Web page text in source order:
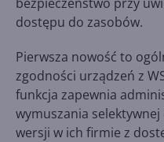
dostępu do zasobów.
Pierwsza nowość to
zgodności urządzeń z
funkcja zapewnia
wymuszania
wersji w ich firmie z